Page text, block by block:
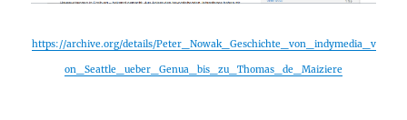
https://archive.org/details/Peter_Nowak_Geschichte_von_indymedia_v
on_Seattle_ueber_Genua_bis_zu_Thomas_de_Maiziere